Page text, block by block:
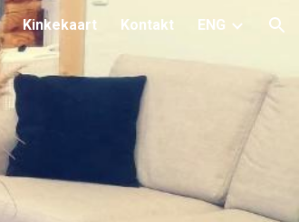
Kinkekaart Kontakt ENG